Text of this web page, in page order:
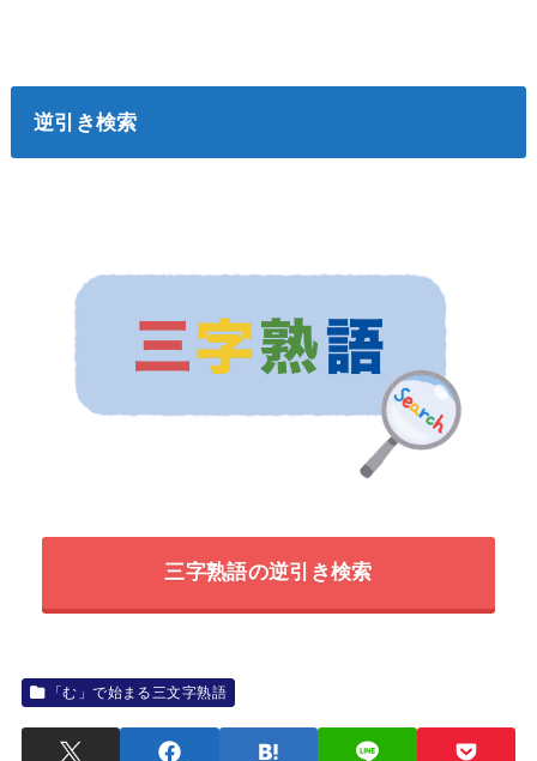
逆引き検索
三字熟語の逆引き検索
「む」で始まる三文字熟語